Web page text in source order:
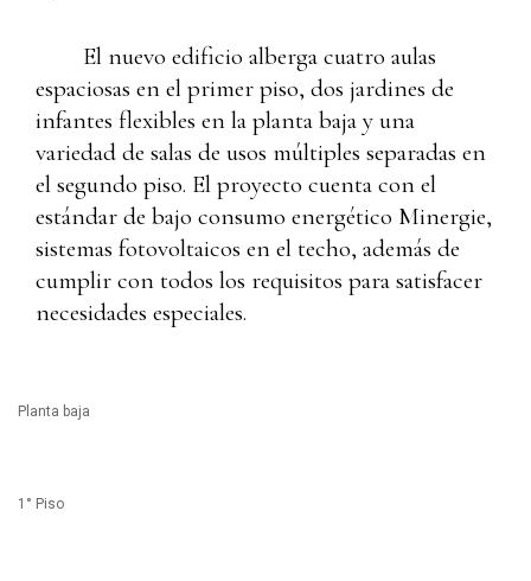
El nuevo edificio alberga cuatro aulas
espaciosas en el primer piso, dos jardines de
infantes flexibles en la planta baja y una
variedad de salas de usos múltiples separadas en
el segundo piso. El proyecto cuenta con el
estándar de bajo consumo energético Minergie,
sistemas fotovoltaicos en el techo, además de
cumplir con todos los requisitos para satisfacer
necesidades especiales.
Planta baja
1° Piso